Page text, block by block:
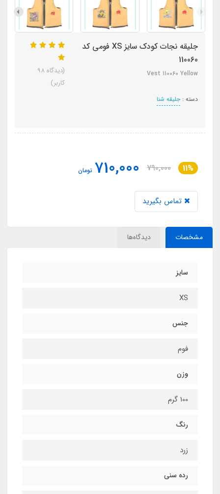
جلیقه نجات کودک سایز XS فومی کد
110060
Vest 110060 Yellow
دسته : جلیقه شنا
(دیدگاه 98
کاربر)
11%
790,000
710,000 تومان
تماس بگیرید
مشخصات دیدگاه‌ها
سایز
XS
جنس
فوم
وزن
100 گرم
رنگ
زرد
رده سنی